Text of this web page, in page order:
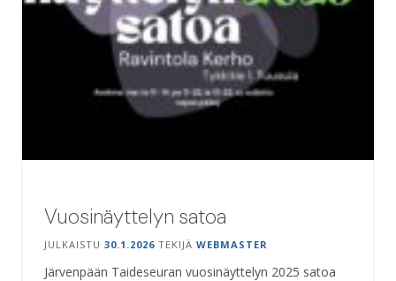
Vuosinäyttelyn satoa
JULKAISTU 30.1.2026 TEKIJÄ WEBMASTER
Järvenpään Taideseuran vuosinäyttelyn 2025 satoa